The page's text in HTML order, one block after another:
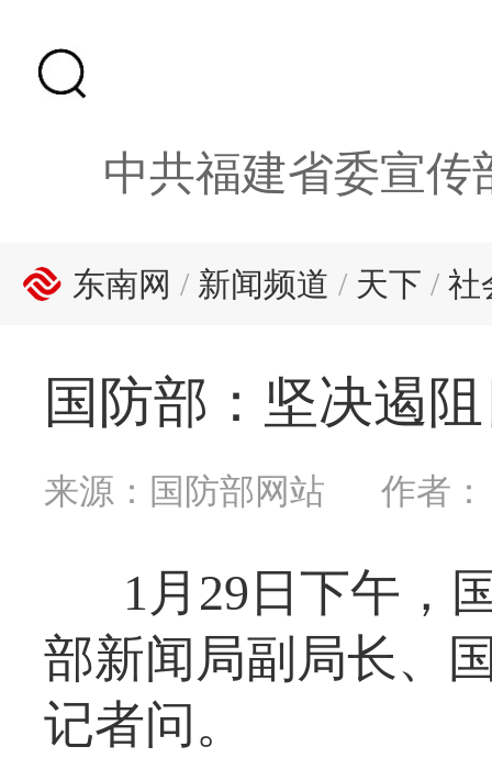
中共福建省委宣传
东南网 / 新闻频道 / 天下 / 社
国防部：坚决遏
来源：国防部网站 作者：
1月29日下午，
部新闻局副局长、
记者问。